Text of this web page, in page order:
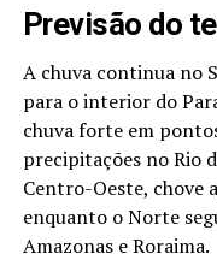
Previsão do
A chuva continua no
para o interior do
chuva forte em
precipitações no Rio
Centro-Oeste, chove
enquanto o Norte
Amazonas e Roraima.